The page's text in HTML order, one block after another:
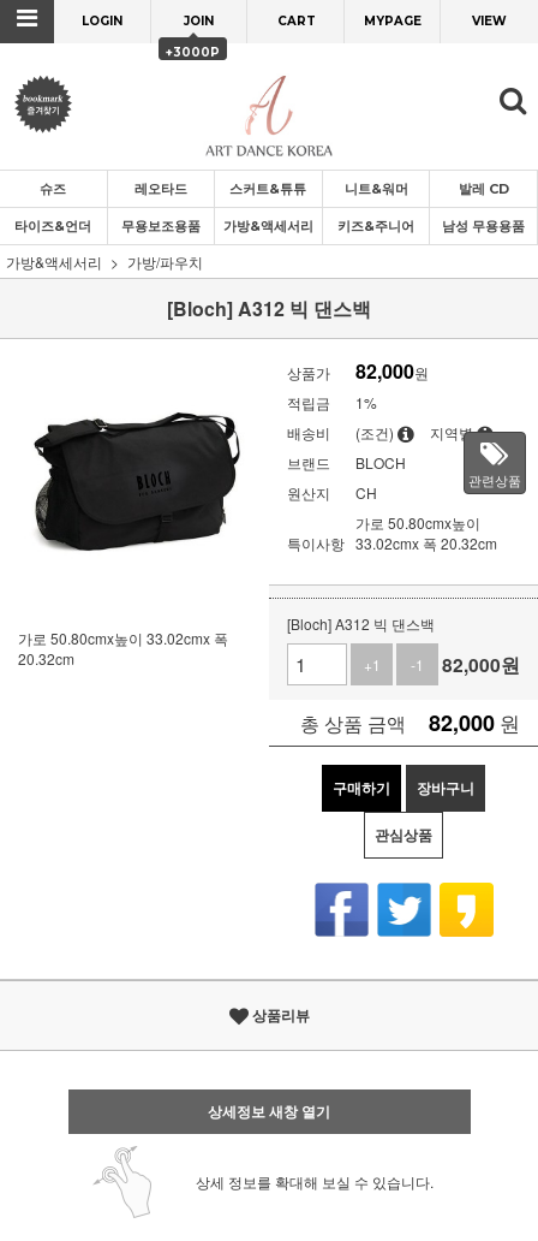
LOGIN JOIN
+3000P
CART MYPAGE VIEW
슈즈 레오타드 스커트&튜튜 니트&워머 발레 CD
타이즈&언더 무용보조용품 가방&액세서리 키즈&주니어 남성 무용용품
가방&액세서리 가방/파우치
[Bloch] A312 빅 댄스백
가로 50.80cmx높이 33.02cmx 폭
20.32cm
상품가 82,000원
적립금
1%
배송비
(조건)
지역별
브랜드
BLOCH
원산지
CH
특이사항
가로 50.80cmx높이
33.02cmx 폭 20.32cm
관련상품
[Bloch] A312 빅 댄스백
+1
-1 82,000원
총 상품 금액 82,000 원
구매하기 장바구니
관심상품
상품리뷰
상세정보 새창 열기
상세 정보를 확대해 보실 수 있습니다.